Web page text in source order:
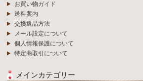
お買い物ガイド
送料案内
交換返品方法
メール設定について
個人情報保護について
特定商取引について
メインカテゴリー